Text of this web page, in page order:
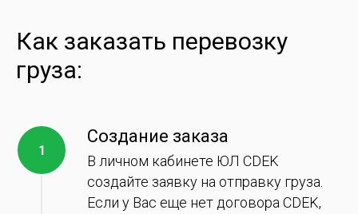
Как заказать перевозку
груза:
Создание заказа
В личном кабинете ЮЛ CDEK
создайте заявку на отправку груза.
Если у Вас еще нет договора CDEK,